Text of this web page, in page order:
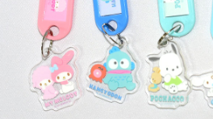
每筆NT$100，滿NT$999(含以上)免運費